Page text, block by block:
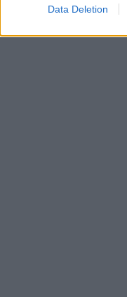
Data Deletion